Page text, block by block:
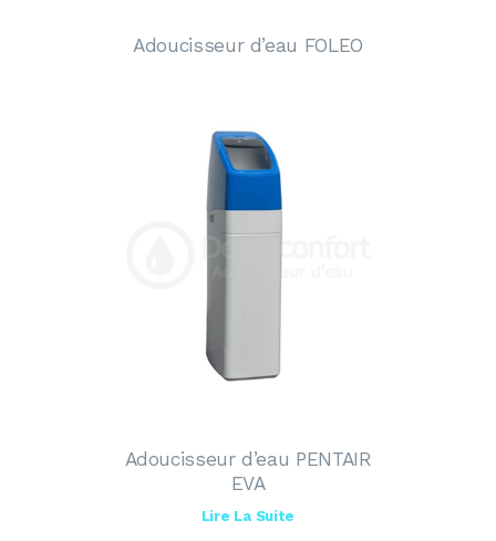
Adoucisseur d’eau FOLEO
Adoucisseur d’eau PENTAIR
EVA
Lire La Suite